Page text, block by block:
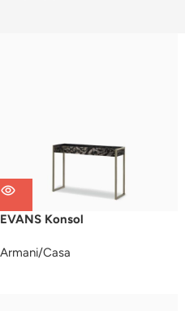
EVANS Konsol
Armani/Casa